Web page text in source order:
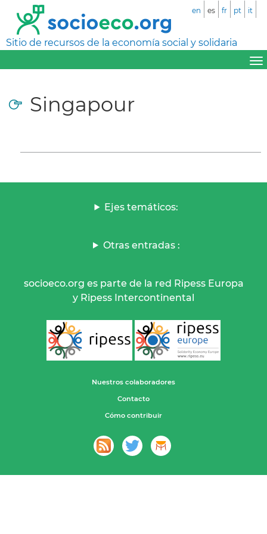
Sitio de recursos de la economía social y solidaria
en es fr pt it
Singapour
Ejes temáticos:
Otras entradas :
socioeco.org es parte de la red Ripess Europa
y Ripess Intercontinental
Nuestros colaboradores
Contacto
Cómo contribuir